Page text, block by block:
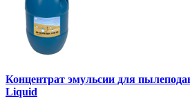
Концентрат эмульсии для
Liquid